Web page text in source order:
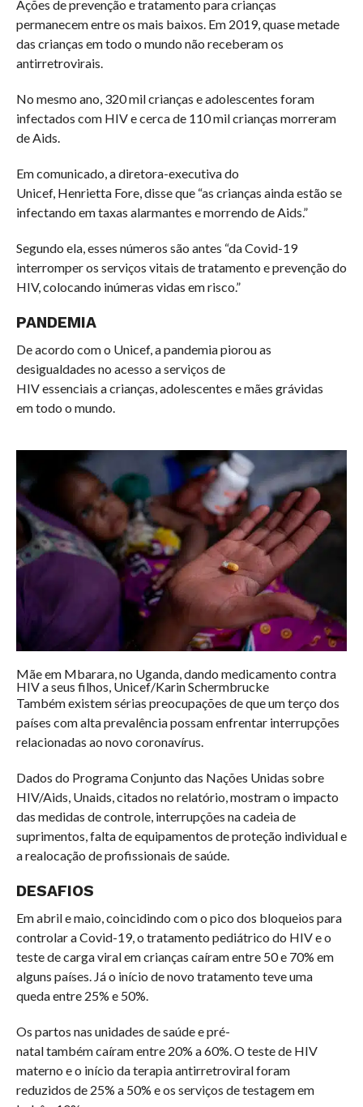
Ações de prevenção e tratamento para crianças
permanecem entre os mais baixos. Em 2019, quase metade
das crianças em todo o mundo não receberam os
antirretrovirais.
No mesmo ano, 320 mil crianças e adolescentes foram
infectados com HIV e cerca de 110 mil crianças morreram
de Aids.
Em comunicado, a diretora-executiva do
Unicef, Henrietta Fore, disse que “as crianças ainda estão se
infectando em taxas alarmantes e morrendo de Aids.”
Segundo ela, esses números são antes “da Covid-19
interromper os serviços vitais de tratamento e prevenção do
HIV, colocando inúmeras vidas em risco.”
PANDEMIA
De acordo com o Unicef, a pandemia piorou as
desigualdades no acesso a serviços de
HIV essenciais a crianças, adolescentes e mães grávidas
em todo o mundo.
Mãe em Mbarara, no Uganda, dando medicamento contra
HIV a seus filhos, Unicef/Karin Schermbrucke
Também existem sérias preocupações de que um terço dos
países com alta prevalência possam enfrentar interrupções
relacionadas ao novo coronavírus.
Dados do Programa Conjunto das Nações Unidas sobre
HIV/Aids, Unaids, citados no relatório, mostram o impacto
das medidas de controle, interrupções na cadeia de
suprimentos, falta de equipamentos de proteção individual e
a realocação de profissionais de saúde.
DESAFIOS
Em abril e maio, coincidindo com o pico dos bloqueios para
controlar a Covid-19, o tratamento pediátrico do HIV e o
teste de carga viral em crianças caíram entre 50 e 70% em
alguns países. Já o início de novo tratamento teve uma
queda entre 25% e 50%.
Os partos nas unidades de saúde e pré-
natal também caíram entre 20% a 60%. O teste de HIV
materno e o início da terapia antirretroviral foram
reduzidos de 25% a 50% e os serviços de testagem em